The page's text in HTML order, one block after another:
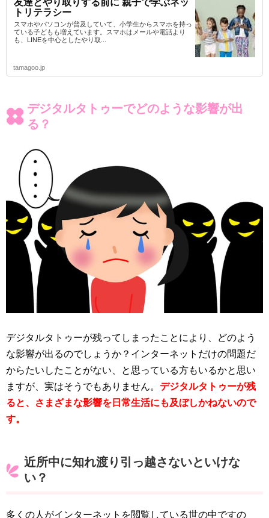
友達とやり取りする前に 親子で学ぶネッ
トリテラシー
スマホやパソコンが普及していて、小学生からスマホを持っ
ている子どもも増えています。スマホはメールや電話より
も、LINEを中心としたやり取...
tamagoo.jp
デジタルタトゥーでどのような影響が出
る？
デジタルタトゥーが残ってしまったことにより、どのよう
な影響が出るのでしょうか？インターネットだけの問題だ
からたいしたことがない、と思っている方もいるかと思い
ますが、実はそうでもありません。 デジタルタトゥーが残
ると、さまざまな影響を日常生活にも及ぼしかねないので
す。
近所中に知れ渡り引っ越さないといけな
い？
多くの人がインターネットを閲覧している世の中ですの